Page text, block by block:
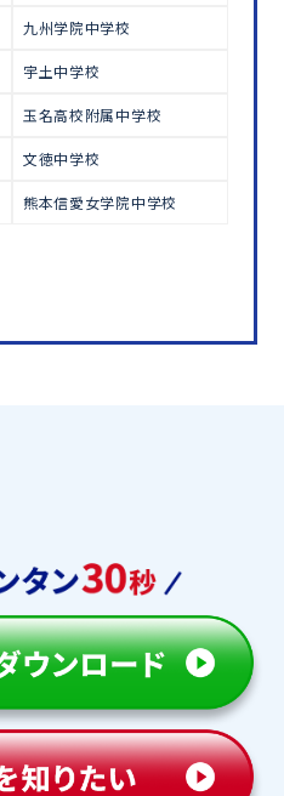
九州学院中学校
宇土中学校
玉名高校附属中学校
文徳中学校
熊本信愛女学院中学校